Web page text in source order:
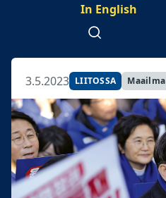
In English
Avaa haku
3.5.2023 LIITOSSA Maailma